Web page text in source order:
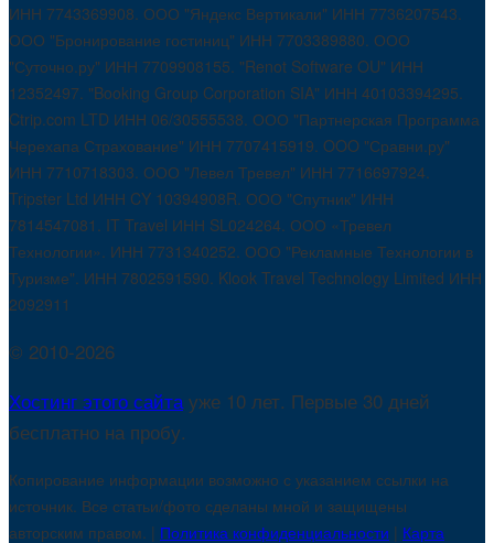
ИНН 7743369908. ООО "Яндекс Вертикали" ИНН 7736207543.
ООО "Бронирование гостиниц" ИНН 7703389880. ООО
"Суточно.ру" ИНН 7709908155. "Renot Software OU" ИНН
12352497. "Booking Group Corporation SIA" ИНН 40103394295.
Ctrip.com LTD ИНН 06/30555538. ООО "Партнерская Программа
Черехапа Страхование" ИНН 7707415919. OOO "Сравни.ру"
ИНН 7710718303. ООО "Левел Тревел" ИНН 7716697924.
Tripster Ltd ИНН CY 10394908R. ООО "Спутник" ИНН
7814547081. IT Travel ИНН SL024264. ООО «Тревел
Технологии». ИНН 7731340252. ООО "Рекламные Технологии в
Туризме". ИНН 7802591590. Klook Travel Technology Limited ИНН
2092911
© 2010-2026
Хостинг этого сайта уже 10 лет. Первые 30 дней
бесплатно на пробу.
Копирование информации возможно с указанием ссылки на
источник. Все статьи/фото сделаны мной и защищены
авторским правом. | Политика конфиденциальности | Карта